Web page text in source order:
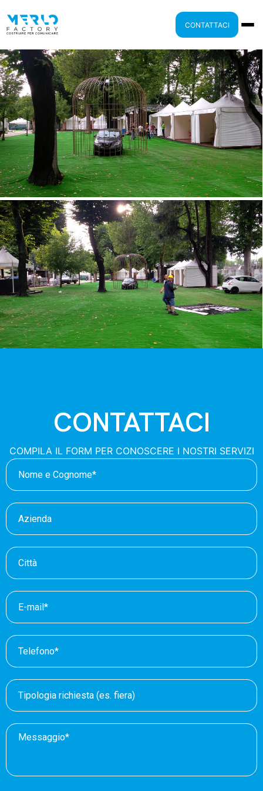
CONTATTACI
CONTATTACI
COMPILA IL FORM PER CONOSCERE I NOSTRI SERVIZI